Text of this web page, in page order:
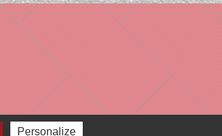
Personalize